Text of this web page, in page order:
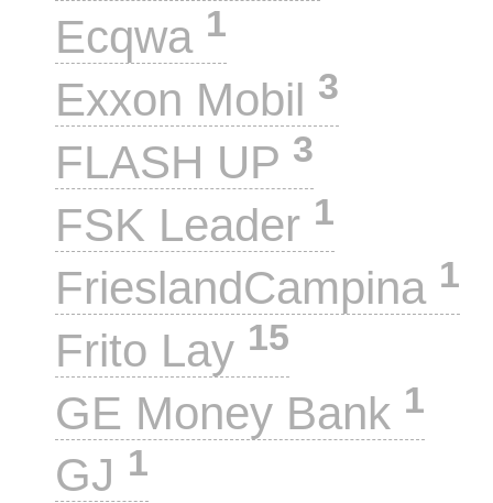
Ecqwa 1
Exxon Mobil 3
FLASH UP 3
FSK Leader 1
FrieslandCampina 1
Frito Lay 15
GE Money Bank 1
GJ 1